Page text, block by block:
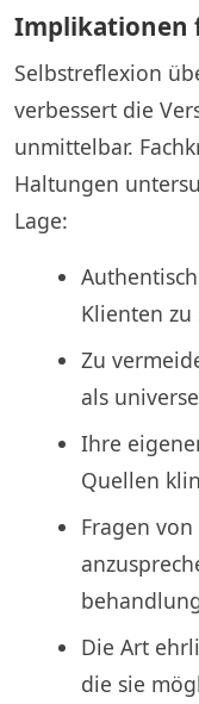
Implikationen
Selbstreflexion
verbessert die
unmittelbar.
Haltungen
Lage:
Klienten zu
Zu
als
Ihre
Quellen
Fragen
Die Art
die sie